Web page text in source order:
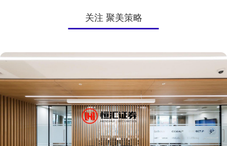
关注 聚美策略